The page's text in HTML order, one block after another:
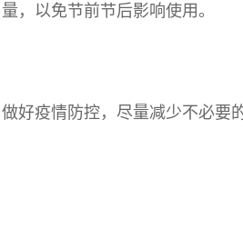
，以免节前节后影响使用。
好疫情防控，尽量减少不必要